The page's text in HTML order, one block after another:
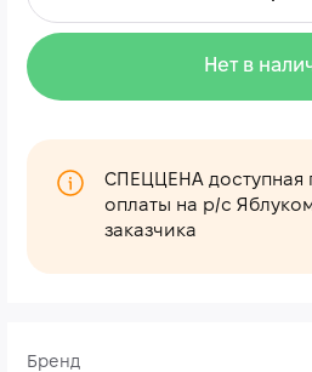
Бренд
Нет в
СПЕЦЦЕНА доступная
оплаты на р/с
заказчика